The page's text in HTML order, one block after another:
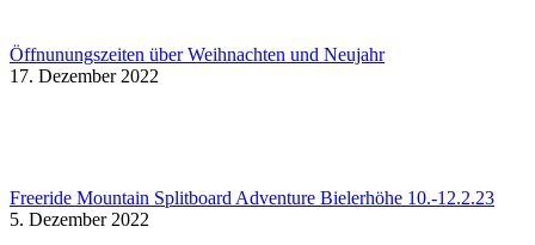
Öffnunungszeiten über Weihnachten und Neujahr
17. Dezember 2022
Freeride Mountain Splitboard Adventure Bielerhöhe 10.-12.2.23
5. Dezember 2022